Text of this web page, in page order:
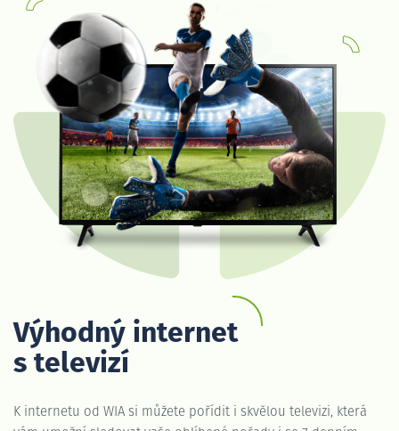
Výhodný internet
s televizí
K internetu od WIA si můžete pořídit i skvělou televizi, která